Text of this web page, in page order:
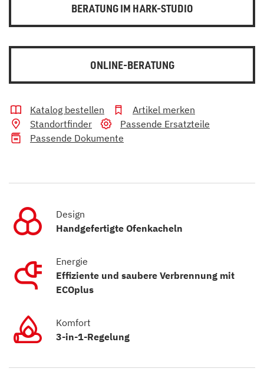
BERATUNG IM HARK-STUDIO
ONLINE-BERATUNG
Katalog bestellen
Artikel merken
Standortfinder
Passende Ersatzteile
Passende Dokumente
Design
Handgefertigte Ofenkacheln
Energie
Effiziente und saubere Verbrennung mit
ECOplus
Komfort
3-in-1-Regelung